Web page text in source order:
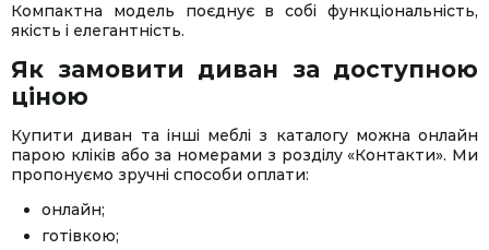
Компактна модель поєднує в собі функціональність,
якість і елегантність.
Як замовити диван за доступною
ціною
Купити диван та інші меблі з каталогу можна онлайн
парою кліків або за номерами з розділу «Контакти». Ми
пропонуємо зручні способи оплати:
онлайн;
готівкою;